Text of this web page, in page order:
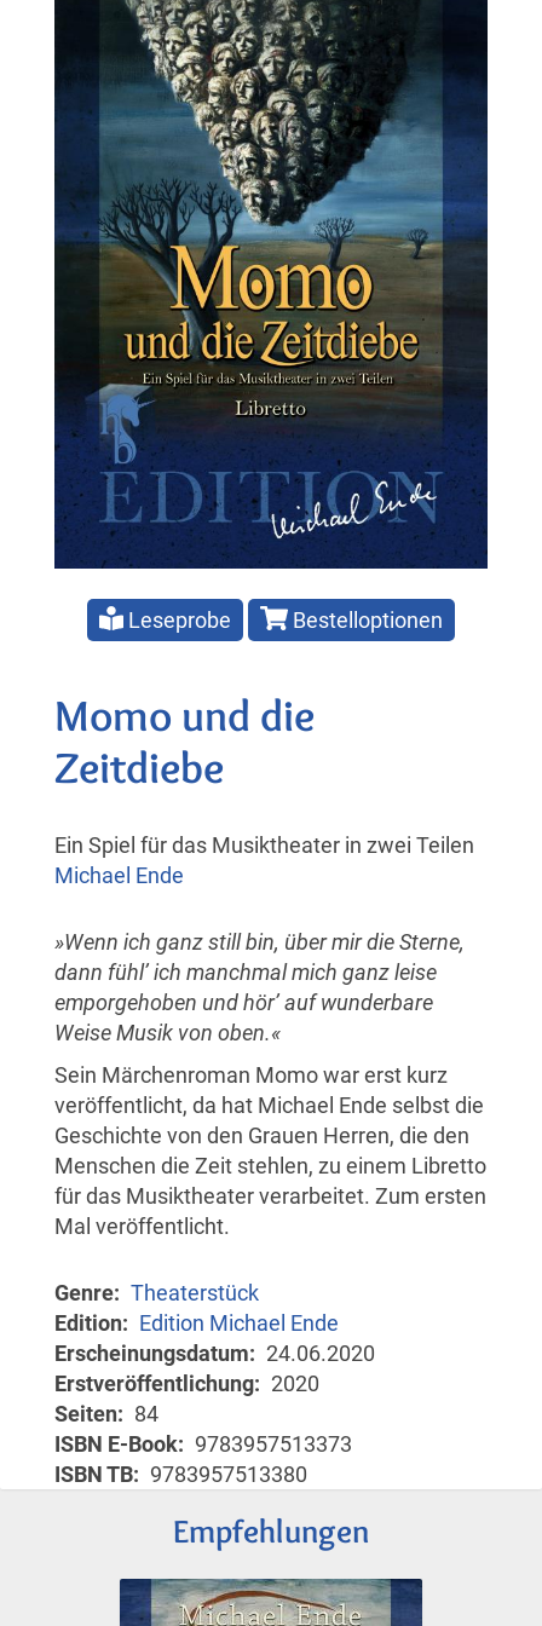
Leseprobe Bestelloptionen
Momo und die
Zeitdiebe
Ein Spiel für das Musiktheater in zwei Teilen
Michael Ende
»Wenn ich ganz still bin, über mir die Sterne,
dann fühl’ ich manchmal mich ganz leise
emporgehoben und hör’ auf wunderbare
Weise Musik von oben.«
Sein Märchenroman Momo war erst kurz
veröffentlicht, da hat Michael Ende selbst die
Geschichte von den Grauen Herren, die den
Menschen die Zeit stehlen, zu einem Libretto
für das Musiktheater verarbeitet. Zum ersten
Mal veröffentlicht.
Genre
Theaterstück
Edition
Edition Michael Ende
Erscheinungsdatum
24.06.2020
Erstveröffentlichung
2020
Seiten
84
ISBN E-Book
9783957513373
ISBN TB
9783957513380
Empfehlungen